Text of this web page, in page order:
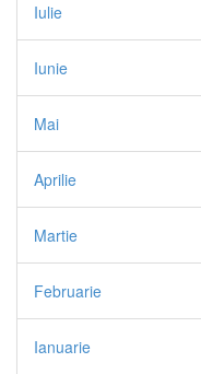
Iulie
Iunie
Mai
Aprilie
Martie
Februarie
Ianuarie